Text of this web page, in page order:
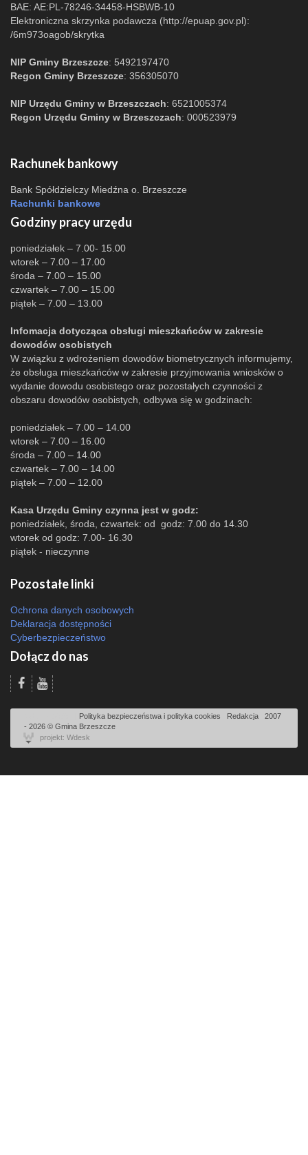
BAE: AE:PL-78246-34458-HSBWB-10
Elektroniczna skrzynka podawcza (http://epuap.gov.pl):
/6m973oagob/skrytka
NIP Gminy Brzeszcze: 5492197470
Regon Gminy Brzeszcze: 356305070
NIP Urzędu Gminy w Brzeszczach: 6521005374
Regon Urzędu Gminy w Brzeszczach: 000523979
Rachunek bankowy
Bank Spółdzielczy Miedźna o. Brzeszcze
Rachunki bankowe
Godziny pracy urzędu
poniedziałek – 7.00- 15.00
wtorek – 7.00 – 17.00
środa – 7.00 – 15.00
czwartek – 7.00 – 15.00
piątek – 7.00 – 13.00
Infomacja dotycząca obsługi mieszkańców w zakresie
dowodów osobistych
W związku z wdrożeniem dowodów biometrycznych informujemy,
że obsługa mieszkańców w zakresie przyjmowania wniosków o
wydanie dowodu osobistego oraz pozostałych czynności z
obszaru dowodów osobistych, odbywa się w godzinach:
poniedziałek – 7.00 – 14.00
wtorek – 7.00 – 16.00
środa – 7.00 – 14.00
czwartek – 7.00 – 14.00
piątek – 7.00 – 12.00
Kasa Urzędu Gminy czynna jest w godz:
poniedziałek, środa, czwartek: od godz: 7.00 do 14.30
wtorek od godz: 7.00- 16.30
piątek - nieczynne
Pozostałe linki
Ochrona danych osobowych
Deklaracja dostępności
Cyberbezpieczeństwo
Dołącz do nas
Polityka bezpieczeństwa i polityka cookies Redakcja
2007
- 2026 © Gmina Brzeszcze
projekt: Wdesk